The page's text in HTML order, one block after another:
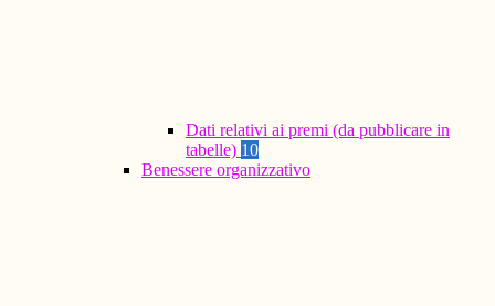
Dati relativi ai premi (da pubblicare in
tabelle) 10
Benessere organizzativo